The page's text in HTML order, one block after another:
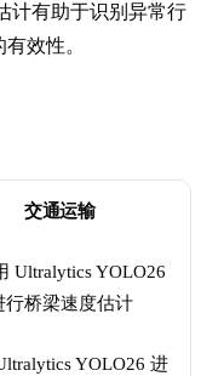
计有助于识别异常行
效性。
交通运输
YOLO26 进